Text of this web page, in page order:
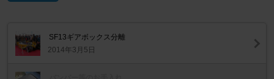
SF13ギアボックス分離
2014年3月5日